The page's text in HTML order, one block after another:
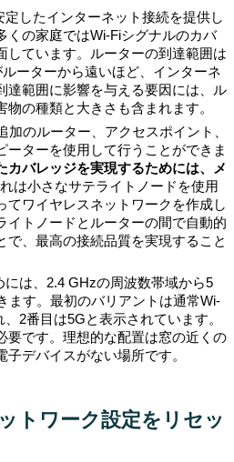
したインターネット接続を提供し
くの家庭ではWi-Fiシグナルのカバ
しています。ルーターの到達範囲は
ーターから遠いほど、インターネ
達範囲に影響を与える要因には、ル
の種類と大きさも含まれます。
加のルーター、アクセスポイント、
ーターを使用して行うことができま
カバレッジを実現するためには、メ
は小さなサテライトノードを使用
てワイヤレスネットワークを作成し
イトノードとルーターの間で自動的
で、最高の接続品質を実現すること
は、2.4 GHzの周波数帯域から5
ます。最初のバリアントは通常Wi-
2番目は5Gと表示されています。
要です。理想的な配置は窓の近くの
デバイスがない場所です。
トワーク設定をリセッ